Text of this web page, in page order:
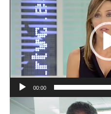
de
vídeo
00:00